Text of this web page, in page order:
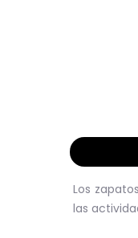
Los
las